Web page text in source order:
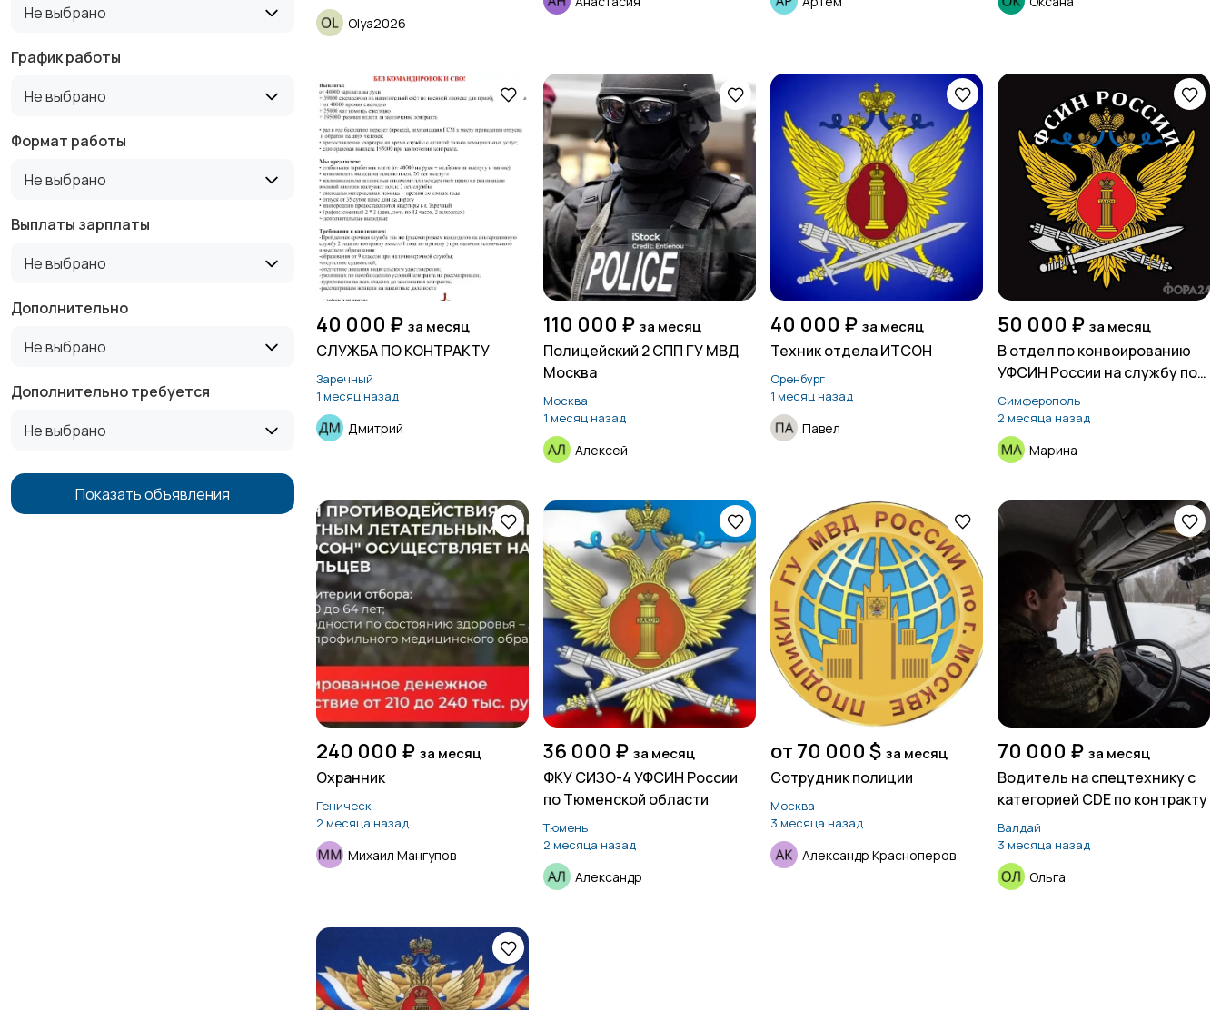
Не выбрано
График работы
Не выбрано
Формат работы
Не выбрано
Выплаты зарплаты
Не выбрано
Дополнительно
Не выбрано
Дополнительно требуется
Не выбрано
Показать объявления
Olya2026
40 000 ₽ за месяц
СЛУЖБА ПО КОНТРАКТУ
Заречный
1 месяц назад
Дмитрий
110 000 ₽ за месяц
Полицейский 2 СПП ГУ МВД
Москва
Москва
1 месяц назад
Алексей
40 000 ₽ за месяц
Техник отдела ИТСОН
Оренбург
1 месяц назад
Павел
50 000 ₽ за месяц
В отдел по конвоированию
УФСИН России на службу по
контракту требуются
сотрудники на должности
младшего начальствующего
состава
Симферополь
2 месяца назад
Марина
240 000 ₽ за месяц
Охранник
Геническ
2 месяца назад
Михаил Мангупов
36 000 ₽ за месяц
ФКУ СИЗО-4 УФСИН России
по Тюменской области
Тюмень
2 месяца назад
Александр
от 70 000 $ за месяц
Сотрудник полиции
Москва
3 месяца назад
Александр Красноперов
70 000 ₽ за месяц
Водитель на спецтехнику с
категорией CDE по контракту
Валдай
3 месяца назад
Ольга